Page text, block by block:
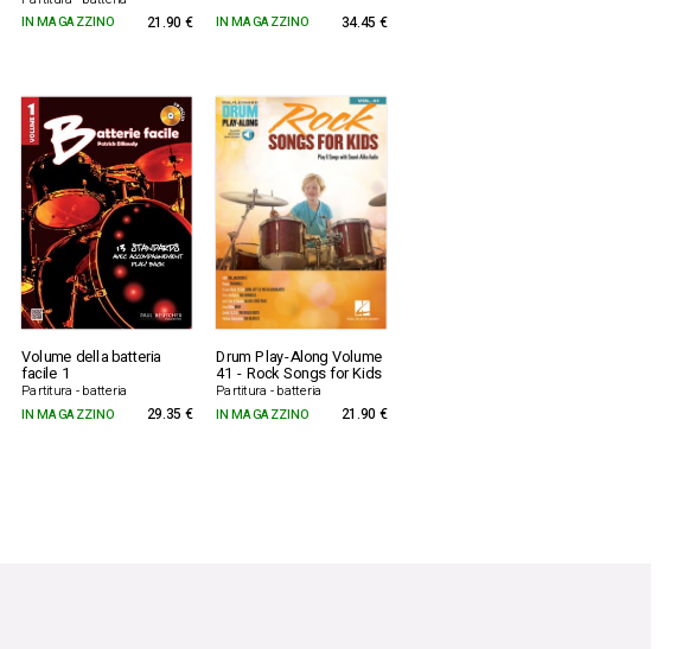
IN MAGAZZINO 21.90 € IN MAGAZZINO 34.45 €
Volume della batteria
facile 1
Partitura - batteria
Drum Play-Along Volume
41 - Rock Songs for Kids
Partitura - batteria
IN MAGAZZINO 29.35 € IN MAGAZZINO 21.90 €